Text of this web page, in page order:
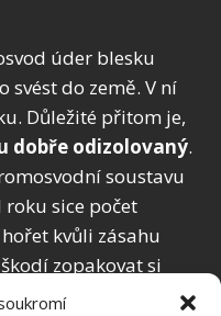
úder blesku
svést do země. V ní
Důležité přitom je,
dobře odizolovaný.
soustavu
sice počet
kvůli zásahu
zopakovat si
, jak jsme psali na